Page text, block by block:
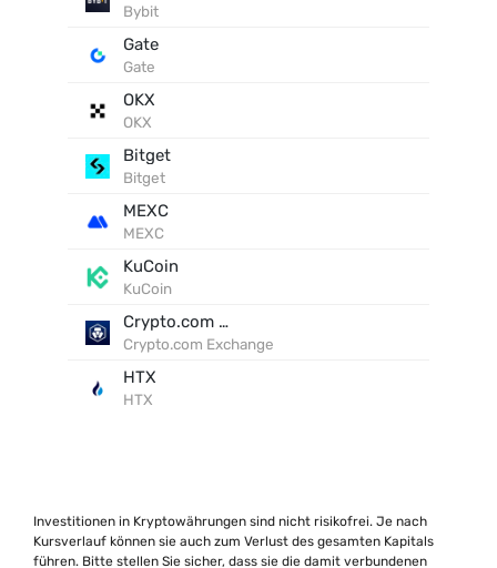
Bybit
Gate
Gate
OKX
OKX
Bitget
Bitget
MEXC
MEXC
KuCoin
KuCoin
Crypto.com Exchange
Crypto.com Exchange
HTX
HTX
Investitionen in Kryptowährungen sind nicht risikofrei. Je nach
Kursverlauf können sie auch zum Verlust des gesamten Kapitals
führen. Bitte stellen Sie sicher, dass sie die damit verbundenen